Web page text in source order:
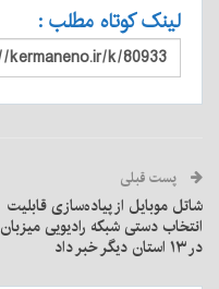
لینک کوتاه مطلب :
پست قبلی
شاتل موبایل از پیاده‌سازی قابلیت
انتخاب دستی شبکه رادیویی میزبان
در ۱۳ استان دیگر خبر داد